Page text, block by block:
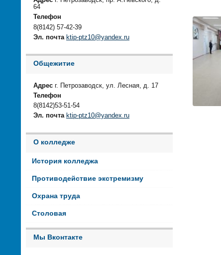
64
Телефон
8(8142) 57-42-39
Эл. почта ktip-ptz10@yandex.ru
Общежитие
Адрес г. Петрозаводск, ул. Лесная, д. 17
Телефон
8(8142)53-51-54
Эл. почта ktip-ptz10@yandex.ru
О колледже
История колледжа
Противодействие экстремизму
Охрана труда
Столовая
Мы Вконтакте